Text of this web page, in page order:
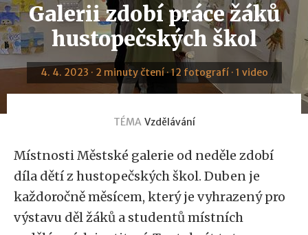
Galerii zdobí práce žáků
hustopečských škol
4. 4. 2023 · 2 minuty čtení · 12 fotografí · 1 video
TÉMA Vzdělávání
Místnosti Městské galerie od neděle zdobí
díla dětí z hustopečských škol. Duben je
každoročně měsícem, který je vyhrazený pro
výstavu děl žáků a studentů místních